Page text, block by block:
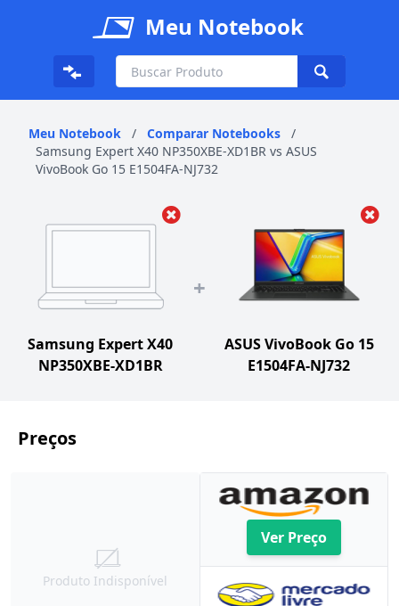
Meu Notebook
Meu Notebook / Comparar Notebooks
/
Samsung Expert X40 NP350XBE-XD1BR vs ASUS
VivoBook Go 15 E1504FA-NJ732
Samsung Expert X40
NP350XBE-XD1BR
+
ASUS VivoBook Go 15
E1504FA-NJ732
Preços
Produto Indisponível
Ver Preço